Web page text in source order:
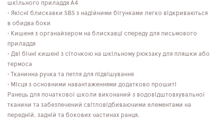
шкільного приладдя А4
• Якісні блискавки SBS з надійними бігунками легко відкриваються
в обидва боки
• Кишеня з органайзером на блискавці спереду для письмового
приладдя
• Дві бічні кишені з сіточкою на шкільному рюкзаку для пляшки або
термоса
• Тканинна ручка та петля для підвішування
• Місця з основними навантаженнями додатково прошиті
Ранець для початкової школи виконаний з водовідштовхувальної
тканини та забезпечений світловідбиваючими елементами на
передній, задній та бокових частинах ранця.